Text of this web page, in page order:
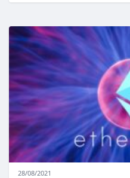
28/08/2021